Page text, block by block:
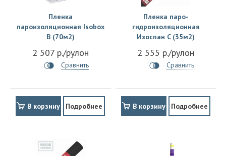
Пленка
пароизоляционная Isobox
B (70м2)
2 507 р./рулон
Сравнить
В корзину Подробнее
Пленка паро-
гидроизоляционная
Изоспан C (35м2)
2 555 р./рулон
Сравнить
В корзину Подробнее